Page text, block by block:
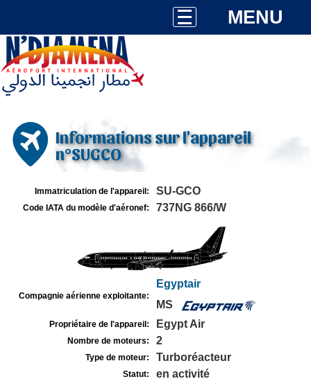
MENU
Informations sur l'appareil
n°SUGCO
Immatriculation de l'appareil: SU-GCO
Code IATA du modèle d'aéronef: 737NG 866/W
Compagnie aérienne exploitante:
Egyptair
MS
Propriétaire de l'appareil: Egypt Air
Nombre de moteurs: 2
Type de moteur: Turboréacteur
Statut: en activité